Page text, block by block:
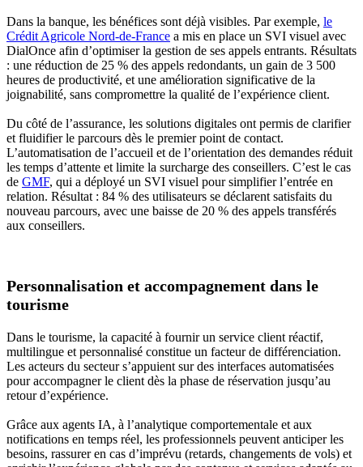
Dans la banque, les bénéfices sont déjà visibles. Par exemple, le
Crédit Agricole Nord-de-France a mis en place un SVI visuel avec
DialOnce afin d’optimiser la gestion de ses appels entrants. Résultats
: une réduction de 25 % des appels redondants, un gain de 3 500
heures de productivité, et une amélioration significative de la
joignabilité, sans compromettre la qualité de l’expérience client.
Du côté de l’assurance, les solutions digitales ont permis de clarifier
et fluidifier le parcours dès le premier point de contact.
L’automatisation de l’accueil et de l’orientation des demandes réduit
les temps d’attente et limite la surcharge des conseillers. C’est le cas
de GMF, qui a déployé un SVI visuel pour simplifier l’entrée en
relation. Résultat : 84 % des utilisateurs se déclarent satisfaits du
nouveau parcours, avec une baisse de 20 % des appels transférés
aux conseillers.
Personnalisation et accompagnement dans le
tourisme
Dans le tourisme, la capacité à fournir un service client réactif,
multilingue et personnalisé constitue un facteur de différenciation.
Les acteurs du secteur s’appuient sur des interfaces automatisées
pour accompagner le client dès la phase de réservation jusqu’au
retour d’expérience.
Grâce aux agents IA, à l’analytique comportementale et aux
notifications en temps réel, les professionnels peuvent anticiper les
besoins, rassurer en cas d’imprévu (retards, changements de vols) et